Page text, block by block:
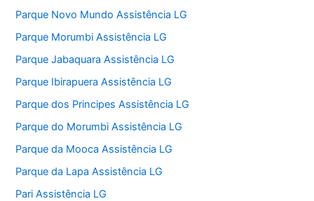
Parque Novo Mundo Assistência LG
Parque Morumbi Assistência LG
Parque Jabaquara Assistência LG
Parque Ibirapuera Assistência LG
Parque dos Principes Assistência LG
Parque do Morumbi Assistência LG
Parque da Mooca Assistência LG
Parque da Lapa Assistência LG
Pari Assistência LG